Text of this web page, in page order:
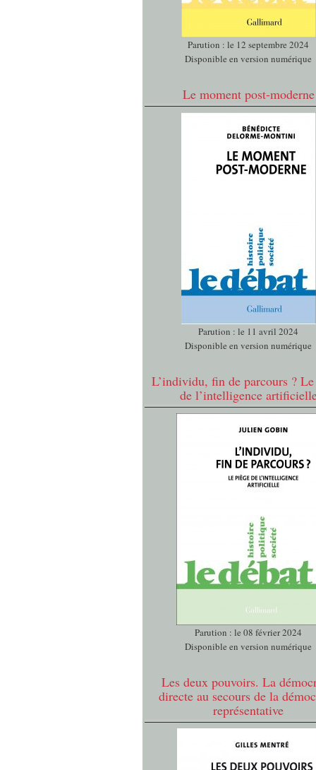
Parution : le 12 septembre 2024
Disponible en version numérique
Le moment post-moderne
Parution : le 11 avril 2024
Disponible en version numérique
L’individu, fin de parcours ?
de l’intelligence
Parution : le 08 février 2024
Disponible en version numérique
Les deux pouvoirs. La
directe au secours de la
représentative